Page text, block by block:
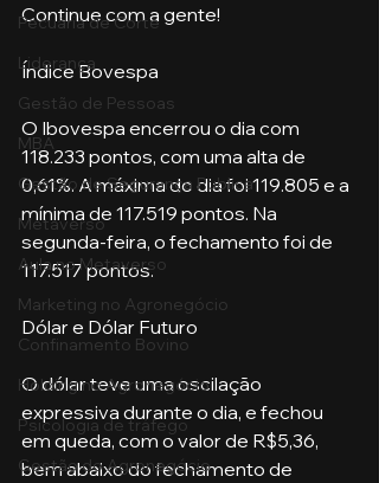
Pecuária de Corte
Liderança
Gestão de Pessoas
MBA
Gestão de Segurança Publica
Metaverso
Aula no Metaverso
Marketing no Agronegócio
Confinamento Bovino
Holding no Agronegócio
Psicologia de tráfego
Gestão do Agronegócio
Continue com a gente!
Índice Bovespa
O Ibovespa encerrou o dia com
118.233 pontos, com uma alta de
0,61%. A máxima do dia foi 119.805 e a
mínima de 117.519 pontos. Na
segunda-feira, o fechamento foi de
117.517 pontos.
Dólar e Dólar Futuro
O dólar teve uma oscilação
expressiva durante o dia, e fechou
em queda, com o valor de R$5,36,
bem abaixo do fechamento de